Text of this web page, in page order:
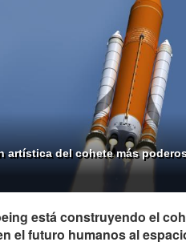
artística del cohete más
está construyendo el
el futuro humanos al